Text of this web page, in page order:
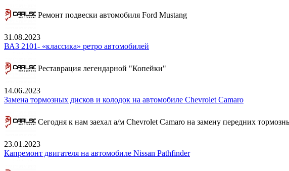
Ремонт подвески автомобиля Ford Mustang
31.08.2023
ВАЗ 2101- «классика» ретро автомобилей
Реставрация легендарной "Копейки"
14.06.2023
Замена тормозных дисков и колодок на автомобиле Chevrolet Camaro
Сегодня к нам заехал а/м Chevrolet Camaro на замену передних
23.01.2023
Капремонт двигателя на автомобиле Nissan Pathfinder